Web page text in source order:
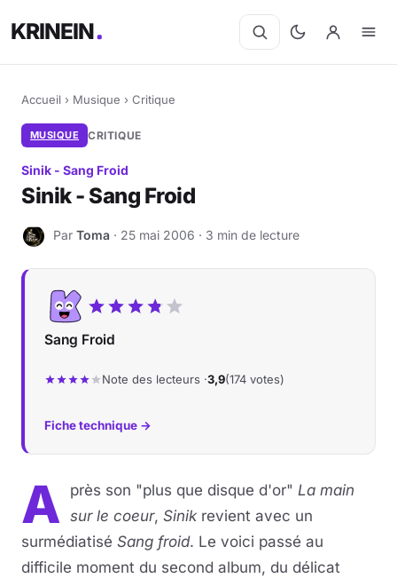
KRINEIN
Accueil › Musique › Critique
MUSIQUE CRITIQUE
Sinik - Sang Froid
Sinik - Sang Froid
T Par Toma · 25 mai 2006 · 3 min de lecture
Sang Froid
Note des lecteurs ·3,9(174 votes)
Fiche technique →
A près son "plus que disque d'or" La main
sur le coeur, Sinik revient avec un
surmédiatisé Sang froid. Le voici passé au
difficile moment du second album, du délicat